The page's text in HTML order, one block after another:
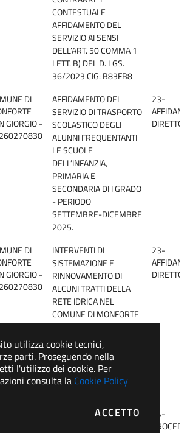
utilizza cookie tecnici,
parti. Proseguendo nella
l'utilizzo dei cookie. Per
consulta la Cookie Policy
ACCETTO I
CONTESTUALE
AFFIDAMENTO DEL
SERVIZIO AI SENSI
DELL’ART. 50 COMMA 1
LETT. B) DEL D. LGS.
36/2023 CIG: B83FB8
DI
GIORGIO -
AFFIDAMENTO DEL
SERVIZIO DI TRASPORTO
SCOLASTICO DEGLI
ALUNNI FREQUENTANTI
LE SCUOLE
DELL’INFANZIA,
PRIMARIA E
SECONDARIA DI I GRADO
- PERIODO
SETTEMBRE-DICEMBRE
2025.
23-
DIRETTO
DI
GIORGIO -
INTERVENTI DI
SISTEMAZIONE E
RINNOVAMENTO DI
ALCUNI TRATTI DELLA
RETE IDRICA NEL
COMUNE DI MONFORTE
SAN GIORGIO
AFFIDAMENTO LAVORI AI
SENSI DELL’ART. 50
COMMA 1 LETT. A) DEL
D. LGS. 36/2023 CIG:
23-
DIRETTO
LAVORI DI RIPRISTINO
04-